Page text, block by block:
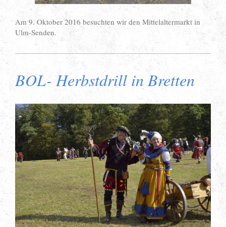
Am 9. Oktober 2016 besuchten wir den Mittelaltermarkt in
Ulm-Senden.
BOL- Herbstdrill in Bretten